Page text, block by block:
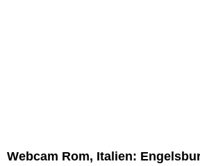
Webcam Rom, Italien: